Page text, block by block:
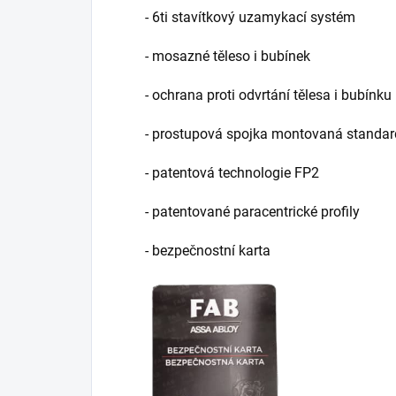
- 6ti stavítkový uzamykací systém
- mosazné těleso i bubínek
- ochrana proti odvrtání tělesa i bubínku
- prostupová spojka montovaná
- patentová technologie FP2
- patentované paracentrické profily
- bezpečnostní karta